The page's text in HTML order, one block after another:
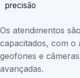
precisão
Os atendimentos
capacitados, com o
geofones e
avançadas.